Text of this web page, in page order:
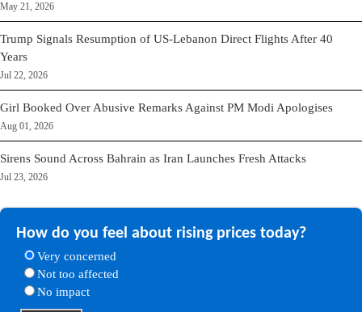
May 21, 2026
Trump Signals Resumption of US-Lebanon Direct Flights After 40
Years
Jul 22, 2026
Girl Booked Over Abusive Remarks Against PM Modi Apologises
Aug 01, 2026
Sirens Sound Across Bahrain as Iran Launches Fresh Attacks
Jul 23, 2026
How do you feel about rising prices today?
Very concerned
Not too affected
No impact